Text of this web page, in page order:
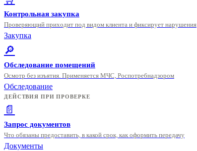
Контрольная закупка
Проверяющий приходит под видом клиента и фиксирует нарушения
Закупка
🔎
Обследование помещений
Осмотр без изъятия. Применяется МЧС, Роспотребнадзором
Обследование
ДЕЙСТВИЯ ПРИ ПРОВЕРКЕ
📄
Запрос документов
Что обязаны предоставить, в какой срок, как оформить передачу
Документы